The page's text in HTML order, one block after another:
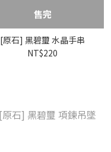
售完
[原石] 黑碧璽 水晶手串
NT$220